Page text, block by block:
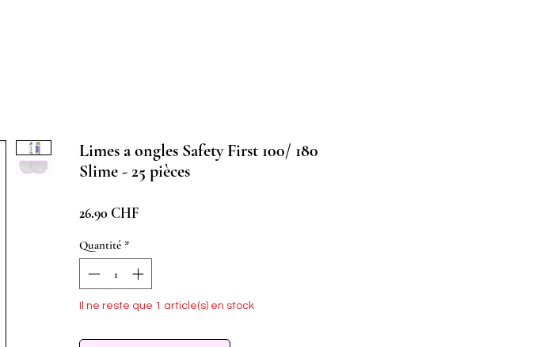
Limes a ongles Safety First 100/ 180
Slime - 25 pièces
26.90 CHFPrix
Quantité *
Il ne reste que 1 article(s) en stock